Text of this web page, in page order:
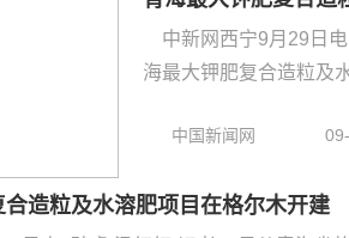
中新网西宁9月29日
海最大钾肥复合造粒及
中国新闻网
造粒及水溶肥项目在格尔木开建